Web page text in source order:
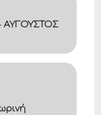
- ΑΥΓΟΥΣΤΟΣ